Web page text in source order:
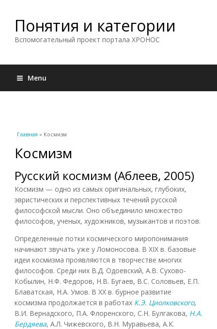
Понятия и категории
Вспомогательный проект портала ХРОНОС
Menu
Вы здесь
Главная » Космизм
Космизм
Русский космизм (Аблеев, 2005)
Космизм — одно из самых оригинальных, глубоких,
эвристических и перспективных течений русской
философской мысли. Оно объединило множество
философов, ученых, художников, музыкантов и поэтов.
Определенные потки космического миропонимания
начинают звучать уже у Ломоносова. В XIX в. базовые
идеи космизма проявляются в творчестве многих
философов. Среди них В.Д. Одоевский, А.В. Сухово-
Кобылин, Н.Ф. Федоров, Н.В. Бугаев, B.C. Соловьев, Е.П.
Блаватская, Н.А. Умов. В XX в. бурное развитие
космизма продолжается в работах К.Э. Циолковского,
В.И. Вернадского, П.А. Флоренского, С.Н. Булгакова, Н.А.
Бердяева, А.Л. Чижевского, В.Н. Муравьева, А.К.